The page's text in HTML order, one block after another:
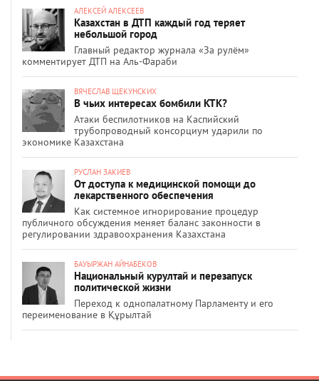
АЛЕКСЕЙ АЛЕКСЕЕВ
Казахстан в ДТП каждый год теряет
небольшой город
Главный редактор журнала «За рулём»
комментирует ДТП на Аль-Фараби
ВЯЧЕСЛАВ ЩЕКУНСКИХ
В чьих интересах бомбили КТК?
Атаки беспилотников на Каспийский
трубопроводный консорциум ударили по
экономике Казахстана
РУСЛАН ЗАКИЕВ
От доступа к медицинской помощи до
лекарственного обеспечения
Как системное игнорирование процедур
публичного обсуждения меняет баланс законности в
регулировании здравоохранения Казахстана
БАУЫРЖАН АЙНАБЕКОВ
Национальный курултай и перезапуск
политической жизни
Переход к однопалатному Парламенту и его
переименование в Құрылтай